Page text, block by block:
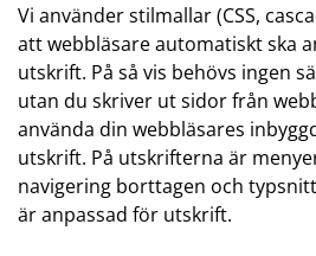
Vi använder stilmallar (CSS,
att webbläsare automatiskt ska
utskrift. På så vis behövs ingen
utan du skriver ut sidor från
använda din webbläsares
utskrift. På utskrifterna är
navigering borttagen och
är anpassad för utskrift.